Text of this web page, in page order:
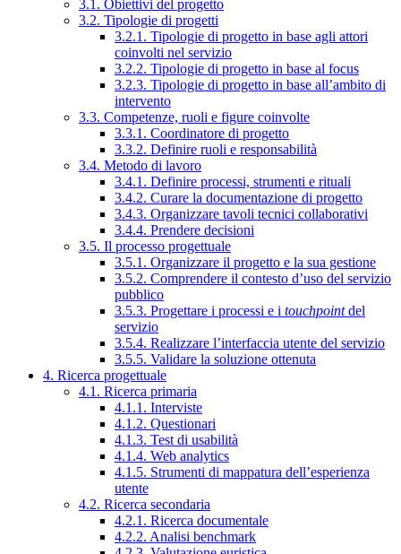
3.1. Obiettivi del progetto
3.2. Tipologie di progetti
3.2.1. Tipologie di progetto in base agli attori
coinvolti nel servizio
3.2.2. Tipologie di progetto in base al focus
3.2.3. Tipologie di progetto in base all’ambito di
intervento
3.3. Competenze, ruoli e figure coinvolte
3.3.1. Coordinatore di progetto
3.3.2. Definire ruoli e responsabilità
3.4. Metodo di lavoro
3.4.1. Definire processi, strumenti e rituali
3.4.2. Curare la documentazione di progetto
3.4.3. Organizzare tavoli tecnici collaborativi
3.4.4. Prendere decisioni
3.5. Il processo progettuale
3.5.1. Organizzare il progetto e la sua gestione
3.5.2. Comprendere il contesto d’uso del servizio
pubblico
3.5.3. Progettare i processi e i touchpointdel
servizio
3.5.4. Realizzare l’interfaccia utente del servizio
3.5.5. Validare la soluzione ottenuta
4. Ricerca progettuale
4.1. Ricerca primaria
4.1.1. Interviste
4.1.2. Questionari
4.1.3. Test di usabilità
4.1.4. Web analytics
4.1.5. Strumenti di mappatura dell’esperienza
utente
4.2. Ricerca secondaria
4.2.1. Ricerca documentale
4.2.2. Analisi benchmark